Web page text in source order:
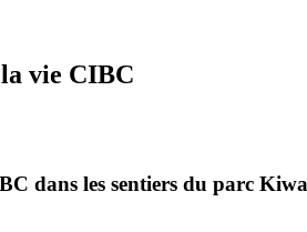
vie CIBC
dans les sentiers du parc